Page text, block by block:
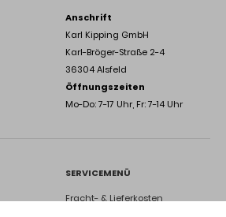
Anschrift
Karl Kipping GmbH
Karl-Bröger-Straße 2-4
36304 Alsfeld
Öffnungszeiten
Mo-Do: 7-17 Uhr, Fr: 7-14 Uhr
SERVICEMENÜ
Fracht- & Lieferkosten